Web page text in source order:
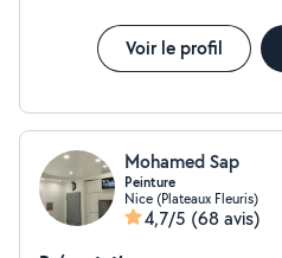
Voir le profil
Mohamed Sap
Peinture
Nice (Plateaux Fleuris)
4,7/5 (68 avis)